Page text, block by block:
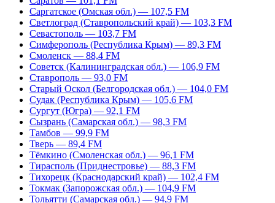
Саргатское (Омская обл.) — 107,5 FM
Светлоград (Ставропольский край) — 103,3 FM
Севастополь — 103,7 FM
Симферополь (Республика Крым) — 89,3 FM
Смоленск — 88,4 FM
Советск (Калининградская обл.) — 106,9 FM
Ставрополь — 93,0 FM
Старый Оскол (Белгородская обл.) — 104,0 FM
Судак (Республика Крым) — 105,6 FM
Сургут (Югра) — 92,1 FM
Сызрань (Самарская обл.) — 98,3 FM
Тамбов — 99,9 FM
Тверь — 89,4 FM
Тёмкино (Смоленская обл.) — 96,1 FM
Тирасполь (Приднестровье) — 88,3 FM
Тихорецк (Краснодарский край) — 102,4 FM
Токмак (Запорожская обл.) — 104,9 FM
Тольятти (Самарская обл.) — 94,9 FM